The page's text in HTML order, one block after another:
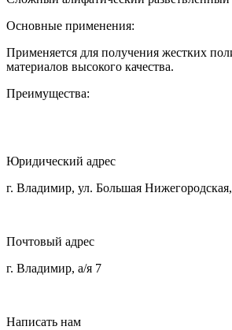
Основные применения:
Применяется для получения жестких
материалов высокого качества.
Преимущества:
Юридический адрес
г. Владимир, ул. Большая
Почтовый адрес
г. Владимир, а/я 7
Написать нам